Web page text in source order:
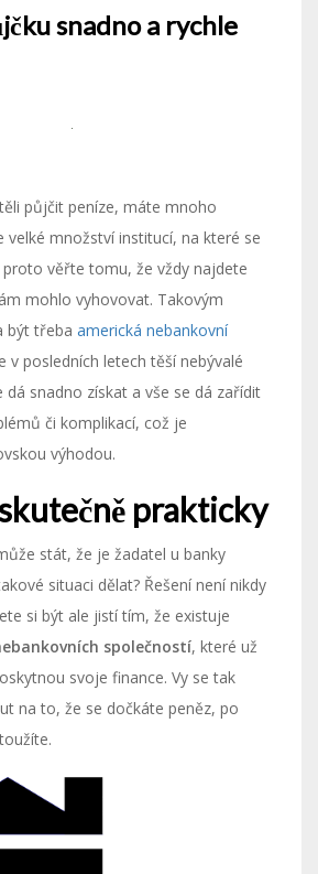
snadno a rychle
půjčit peníze, máte mnoho
velké množství institucí, na které se
věřte tomu, že vždy najdete
mohlo vyhovovat. Takovým
být třeba americká nebankovní
v posledních letech těší nebývalé
dá snadno získat a vše se dá zařídit
či komplikací, což je
výhodou.
prakticky
stát, že je žadatel u banky
situaci dělat? Řešení není nikdy
si být ale jistí tím, že existuje
společností, které už
svoje finance. Vy se tak
na to, že se dočkáte peněz, po